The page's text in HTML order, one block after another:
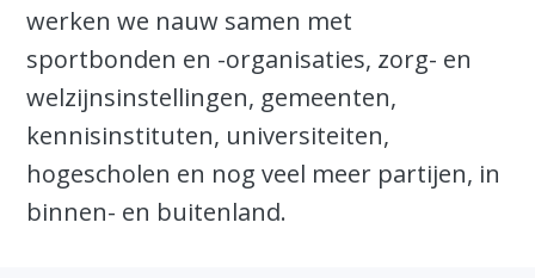
werken we nauw samen met
sportbonden en -organisaties, zorg- en
welzijnsinstellingen, gemeenten,
kennisinstituten, universiteiten,
hogescholen en nog veel meer partijen, in
binnen- en buitenland.